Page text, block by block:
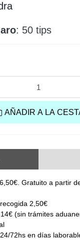
: 50 tips
AÑADIR A LA
Gratuito a partir
2,50€
(sin trámites
72hs en días